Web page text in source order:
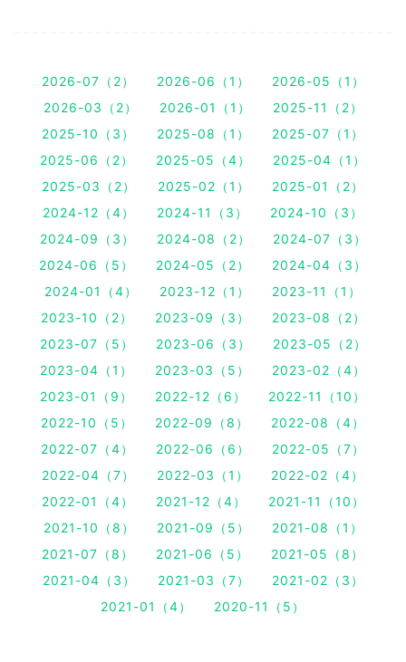
2026-07（2） 2026-06（1）
2026-05（1）
2026-03（2）
2026-01（1）
2025-11（2）
2025-10（3）
2025-08（1）
2025-07（1）
2025-06（2）
2025-05（4）
2025-04（1）
2025-03（2）
2025-02（1）
2025-01（2）
2024-12（4）
2024-11（3）
2024-10（3）
2024-09（3）
2024-08（2）
2024-07（3）
2024-06（5）
2024-05（2）
2024-04（3）
2024-01（4）
2023-12（1）
2023-11（1）
2023-10（2）
2023-09（3）
2023-08（2）
2023-07（5）
2023-06（3）
2023-05（2）
2023-04（1）
2023-03（5）
2023-02（4）
2023-01（9）
2022-12（6）
2022-11（10）
2022-10（5）
2022-09（8）
2022-08（4）
2022-07（4）
2022-06（6）
2022-05（7）
2022-04（7）
2022-03（1）
2022-02（4）
2022-01（4）
2021-12（4）
2021-11（10）
2021-10（8）
2021-09（5）
2021-08（1）
2021-07（8）
2021-06（5）
2021-05（8）
2021-04（3）
2021-03（7）
2021-02（3）
2021-01（4）
2020-11（5）